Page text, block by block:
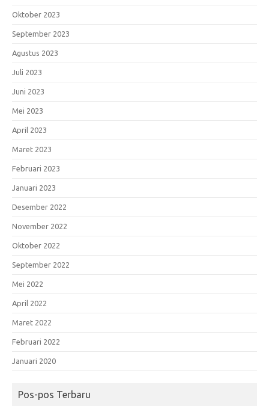
Oktober 2023
September 2023
Agustus 2023
Juli 2023
Juni 2023
Mei 2023
April 2023
Maret 2023
Februari 2023
Januari 2023
Desember 2022
November 2022
Oktober 2022
September 2022
Mei 2022
April 2022
Maret 2022
Februari 2022
Januari 2020
Pos-pos Terbaru